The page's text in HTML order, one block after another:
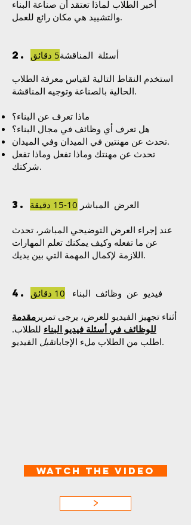
أخبر الطلاب لماذا تعتقد أن صناعة البناء
والتشييد هي مكان رائع للعمل.
2. أسئلة المناقشة5 دقائق
استخدم النقاط التالية لقياس معرفة الطلاب
الحالية بالصناعة وتوجيه المناقشة.
ماذا تعرف عن البناء؟
هل تعرف أي وظائف في مجال البناء؟
تحدث عن مهنتين في الميدان وفي الميدان.
تحدث عن مهنتك وماذا تفعل وماذا تفعل
شركتك.
3. العرض المباشر 10-15 دقيقة
عند إجراء العرض التوضيحي المباشر، تحدث
عن ما تفعله وكيف يمكنك تعلم المهارات
اللازمة لإكمال المهمة التي بين يديك.
4. فيديو عن وظائف البناء
10 دقائق
أثناء تجهيز الفيديو للعرض، يرجى تمرير مقدمة
للوظائف في أسئلة فيديو البناء للطلاب.
اطلب من الطلاب ملء الإجاباتقبل الفيديو.
Watch the video
>